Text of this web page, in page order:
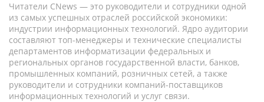
Читатели CNews — это руководители и сотрудники одной
из самых успешных отраслей российской экономики:
индустрии информационных технологий. Ядро аудитории
составляют топ-менеджеры и технические специалисты
департаментов информатизации федеральных и
региональных органов государственной власти, банков,
промышленных компаний, розничных сетей, а также
руководители и сотрудники компаний-поставщиков
информационных технологий и услуг связи.